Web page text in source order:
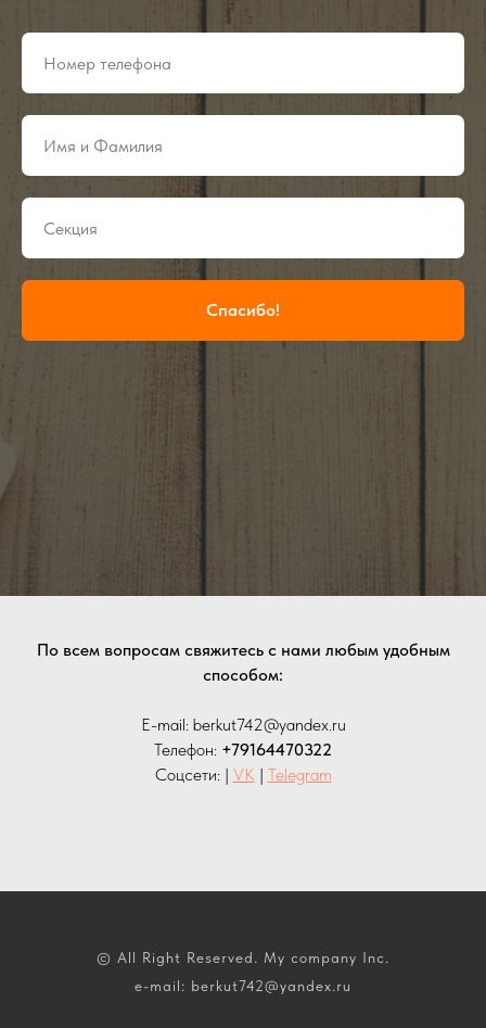
Спасибо!
По всем вопросам свяжитесь с нами любым удобным
способом:
E-mail: berkut742@yandex.ru
Телефон: +79164470322
Соцсети: | VK| Telegram
© All Right Reserved. My company Inc.
e-mail: berkut742@yandex.ru